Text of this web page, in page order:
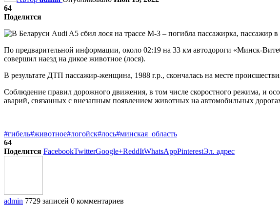
64
Поделится
По предварительной информации, около 02:19 на 33 км автодороги «Минск-
совершил наезд на дикое животное (лося).
В результате ДТП пассажир-женщина, 1988 г.р., скончалась на месте
Соблюдение правил дорожного движения, в том числе скоростного режима, и
аварий, связанных с внезапным появлением животных на автомобильных
#гибель#животное#логойск#лось#минская_область
64
Поделится FacebookTwitterGoogle+ReddItWhatsAppPinterestЭл. адрес
admin 7729 записей 0 комментариев